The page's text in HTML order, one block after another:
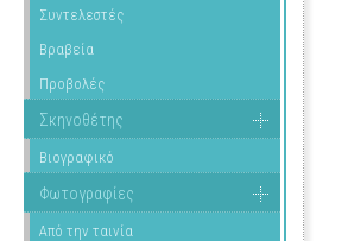
Συντελεστές
Βραβεία
Προβολές
Σκηνοθέτης
Βιογραφικό
Φωτογραφίες
Από την ταινία